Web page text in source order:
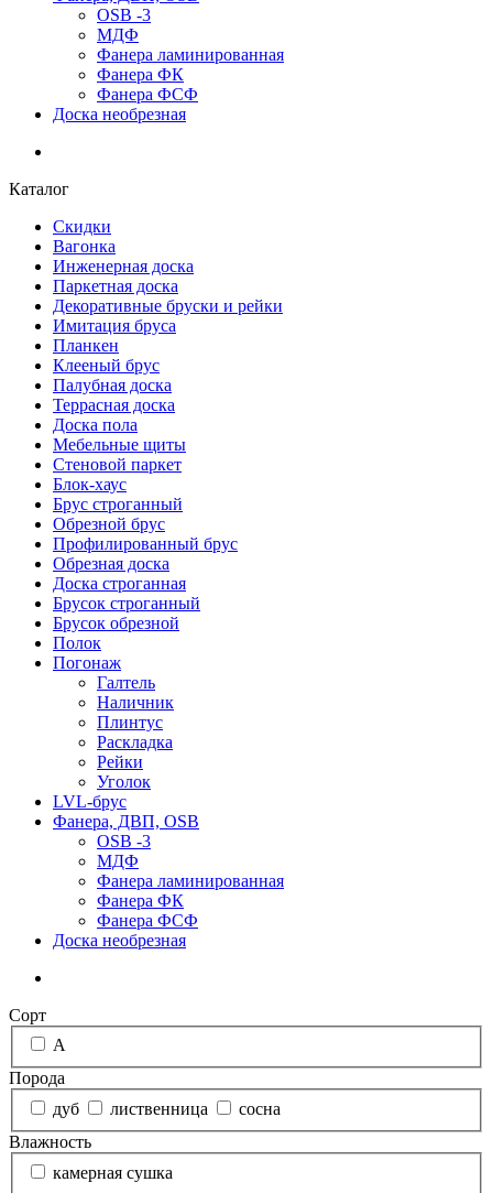
OSB -3
МДФ
Фанера ламинированная
Фанера ФК
Фанера ФСФ
Доска необрезная
Каталог
Скидки
Вагонка
Инженерная доска
Паркетная доска
Декоративные бруски и рейки
Имитация бруса
Планкен
Клееный брус
Палубная доска
Террасная доска
Доска пола
Мебельные щиты
Стеновой паркет
Блок-хаус
Брус строганный
Обрезной брус
Профилированный брус
Обрезная доска
Доска строганная
Брусок строганный
Брусок обрезной
Полок
Погонаж
Галтель
Наличник
Плинтус
Раскладка
Рейки
Уголок
LVL-брус
Фанера, ДВП, OSB
OSB -3
МДФ
Фанера ламинированная
Фанера ФК
Фанера ФСФ
Доска необрезная
Сорт
А
Порода
дуб
лиственница
сосна
Влажность
камерная сушка